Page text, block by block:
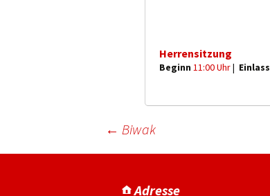
Herrensitzung
Beginn 11:00 Uhr| Einlass
← Biwak
Adresse